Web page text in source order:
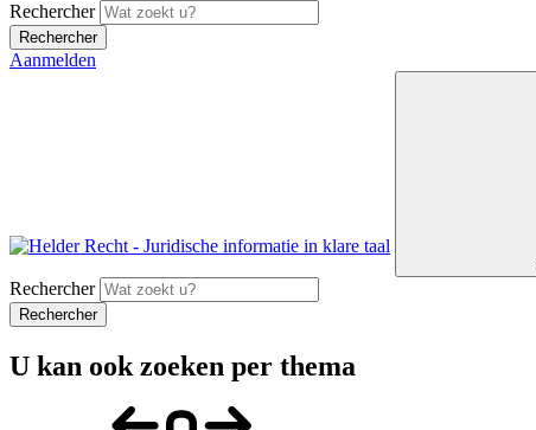
Rechercher
Aanmelden
Rechercher
U kan ook zoeken per thema